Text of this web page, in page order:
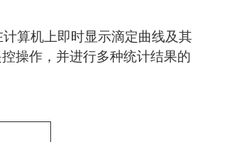
算机上即时显示滴定曲线及其
操作，并进行多种统计结果的